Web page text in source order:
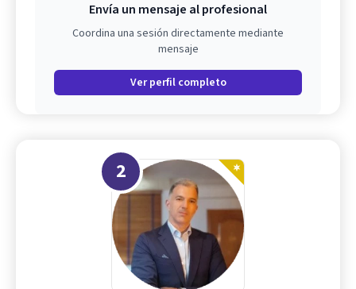
Envía un mensaje al profesional
Coordina una sesión directamente mediante
mensaje
Ver perfil completo
2